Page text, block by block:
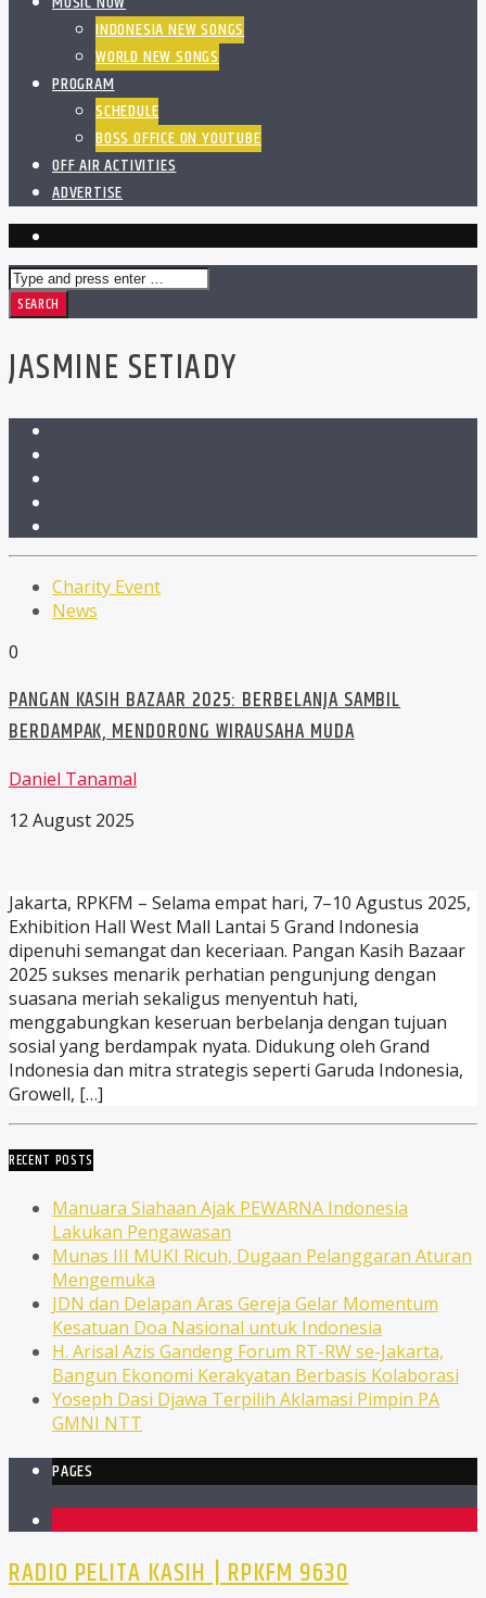
INDONESIA NEW SONGS
WORLD NEW SONGS
PROGRAM
SCHEDULE
BOSS OFFICE ON YOUTUBE
OFF AIR ACTIVITIES
ADVERTISE
JASMINE SETIADY
Charity Event
News
0
PANGAN KASIH BAZAAR 2025: BERBELANJA SAMBIL
BERDAMPAK, MENDORONG WIRAUSAHA MUDA
Daniel Tanamal
12 August 2025
Jakarta, RPKFM – Selama empat hari, 7–10 Agustus 2025,
Exhibition Hall West Mall Lantai 5 Grand Indonesia
dipenuhi semangat dan keceriaan. Pangan Kasih Bazaar
2025 sukses menarik perhatian pengunjung dengan
suasana meriah sekaligus menyentuh hati,
menggabungkan keseruan berbelanja dengan tujuan
sosial yang berdampak nyata. Didukung oleh Grand
Indonesia dan mitra strategis seperti Garuda Indonesia,
Growell, […]
RECENT POSTS
Manuara Siahaan Ajak PEWARNA Indonesia
Lakukan Pengawasan
Munas III MUKI Ricuh, Dugaan Pelanggaran Aturan
Mengemuka
JDN dan Delapan Aras Gereja Gelar Momentum
Kesatuan Doa Nasional untuk Indonesia
H. Arisal Azis Gandeng Forum RT-RW se-Jakarta,
Bangun Ekonomi Kerakyatan Berbasis Kolaborasi
Yoseph Dasi Djawa Terpilih Aklamasi Pimpin PA
GMNI NTT
PAGES
RADIO PELITA KASIH | RPKFM 9630